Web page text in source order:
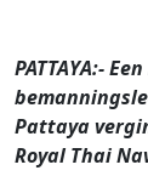
PATTAYA:-
Pattaya
Royal Thai